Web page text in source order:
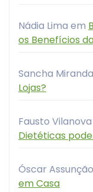
Nádia Lima em
os Benefícios
Sancha Miranda
Lojas?
Fausto Vilanova
Dietéticas
Óscar Assunção
em Casa